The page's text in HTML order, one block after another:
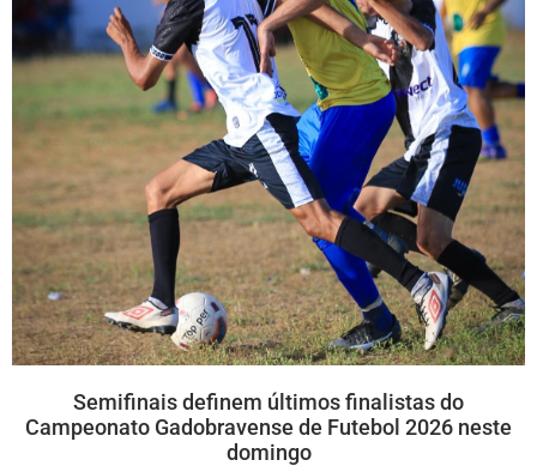
Semifinais definem últimos finalistas do
Campeonato Gadobravense de Futebol 2026 neste
domingo